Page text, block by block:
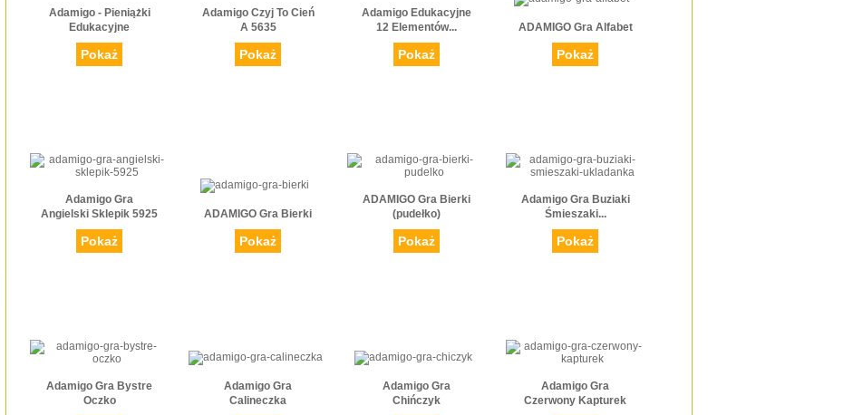
Adamigo - Pieniążki
Edukacyjne
Pokaż
Adamigo Czyj To Cień
A 5635
Pokaż
Adamigo Edukacyjne
12 Elementów...
Pokaż
ADAMIGO Gra Alfabet
Pokaż
Adamigo Gra
Angielski Sklepik 5925
Pokaż
ADAMIGO Gra Bierki
Pokaż
ADAMIGO Gra Bierki
(pudełko)
Pokaż
Adamigo Gra Buziaki
Śmieszaki...
Pokaż
Adamigo Gra Bystre
Oczko
Adamigo Gra
Calineczka
Adamigo Gra
Chińczyk
Adamigo Gra
Czerwony Kapturek